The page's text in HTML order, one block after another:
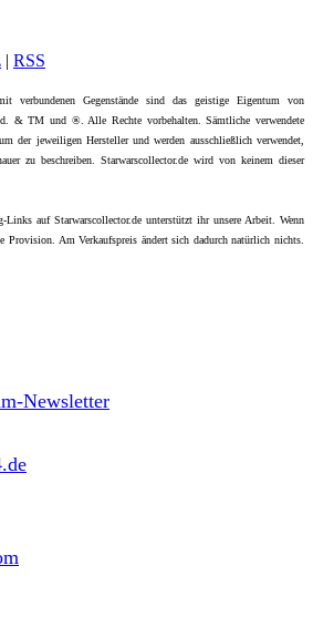
| RSS
verbundenen Gegenstände sind das geistige Eigentum von
& TM und ®. Alle Rechte vorbehalten. Sämtliche verwendete
der jeweiligen Hersteller und werden ausschließlich verwendet,
zu beschreiben. Starwarscollector.de wird von keinem dieser
auf Starwarscollector.de unterstützt ihr unsere Arbeit. Wenn
Am Verkaufspreis ändert sich dadurch natürlich nichts.
Newsletter